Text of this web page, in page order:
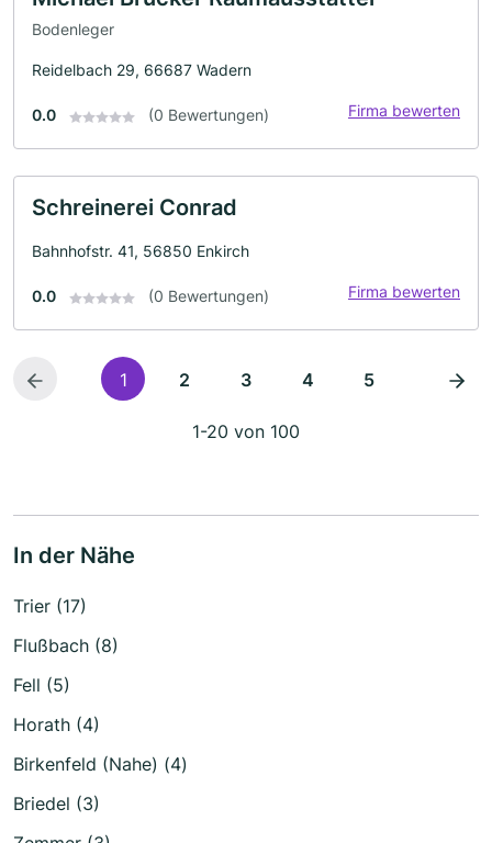
Bodenleger
Reidelbach 29, 66687 Wadern
0.0 (0 Bewertungen) Firma bewerten
Schreinerei Conrad
Bahnhofstr. 41, 56850 Enkirch
0.0 (0 Bewertungen) Firma bewerten
1 2 3 4 5
1-20 von 100
In der Nähe
Trier (17)
Flußbach (8)
Fell (5)
Horath (4)
Birkenfeld (Nahe) (4)
Briedel (3)